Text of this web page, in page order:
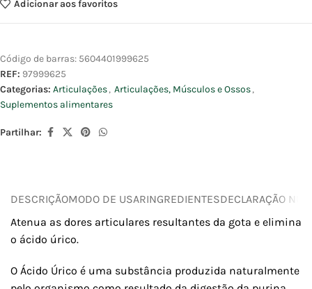
Adicionar aos favoritos
Código de barras: 5604401999625
REF: 97999625
Categorias: Articulações, Articulações, Músculos e Ossos,
Suplementos alimentares
Partilhar:
DESCRIÇÃOMODO DE USARINGREDIENTESDECLARAÇÃO
Atenua as dores articulares resultantes da gota e elimina
o ácido úrico.
O Ácido Úrico é uma substância produzida naturalmente